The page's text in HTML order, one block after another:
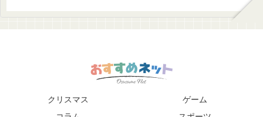
クリスマス
ゲーム